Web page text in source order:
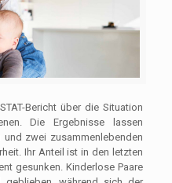
Bericht über die Situation
Die Ergebnisse lassen
und zwei zusammenlebenden
Ihr Anteil ist in den letzten
gesunken. Kinderlose Paare